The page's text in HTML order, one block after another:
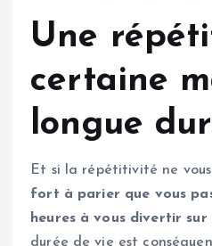
Une
certaine
longue
Et si la répétitivité ne
fort à parier que vous
heures à vous divertir sur
durée de vie est